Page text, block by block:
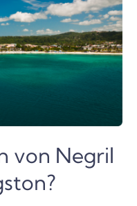
von Negril